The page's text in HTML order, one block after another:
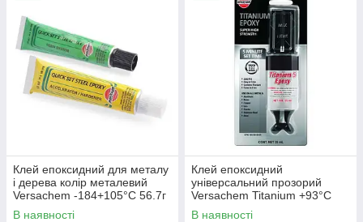
Клей епоксидний для металу
і дерева колір металевий
Versachem -184+105°С 56.7г
(44209)
В наявності
Клей епоксидний
універсальний прозорий
Versachem Titanium +93°C
25мл (47909)
В наявності